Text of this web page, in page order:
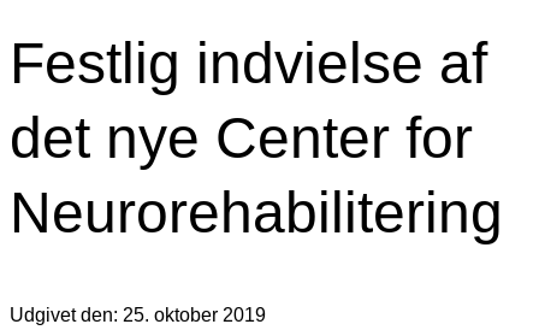
Festlig indvielse af
det nye Center for
Neurorehabilitering
Udgivet den: 25. oktober 2019